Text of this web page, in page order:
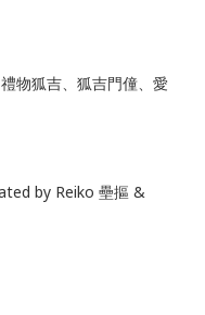
物狐吉、狐吉門僮、愛
by Reiko 壘摳 &